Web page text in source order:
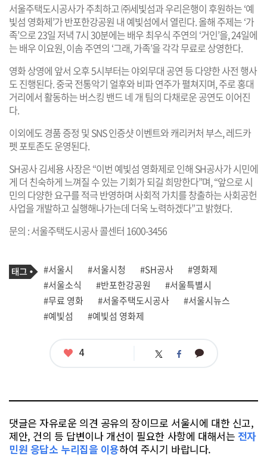
서울주택도시공사가 주최하고 ㈜세빛섬과 우리은행이 후원하는 ‘예
빛섬 영화제’가 반포한강공원 내 예빛섬에서 열린다. 올해 주제는 ‘가
족’으로 23일 저녁 7시 30분에는 배우 최우식 주연의 ‘거인’을, 24일에
는 배우 이요원, 이솜 주연의 ‘그래, 가족’을 각각 무료로 상영한다.
영화 상영에 앞서 오후 5시부터는 야외무대 공연 등 다양한 사전 행사
도 진행된다. 중국 전통악기 얼후와 비파 연주가 펼쳐지며, 주로 홍대
거리에서 활동하는 버스킹 밴드 네 개 팀의 다채로운 공연도 이어진
다.
이외에도 경품 증정 및 SNS 인증샷 이벤트와 캐리커처 부스, 레드카
펫 포토존도 운영된다.
SH공사 김세용 사장은 “이번 예빛섬 영화제로 인해 SH공사가 시민에
게 더 친숙하게 느껴질 수 있는 기회가 되길 희망한다”며, “앞으로 시
민의 다양한 요구를 적극 반영하며 사회적 가치를 창출하는 사회공헌
사업을 개발하고 실행해나가는데 더욱 노력하겠다”고 밝혔다.
문의 : 서울주택도시공사 콜센터 1600-3456
기
사
관
련
태
그
태
그
#서울시 #서울시청 #SH공사
#영화제
#서울소식
#반포한강공원
#서울특별시
#무료 영화
#서울주택도시공사
#서울시뉴스
#예빛섬
#예빛섬 영화제
좋
4 트 페 카
댓글은 자유로운 의견 공유의 장이므로 서울시에 대한 신고,
제안, 건의 등 답변이나 개선이 필요한 사항에 대해서는 전자
민원 응답소 누리집을 이용하여 주시기 바랍니다.